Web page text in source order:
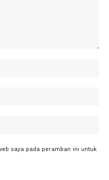
saya pada peramban ini untuk